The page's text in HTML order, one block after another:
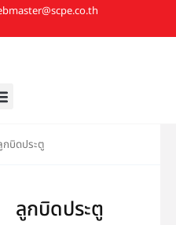
บิดประตู
ลูกบิดประตู